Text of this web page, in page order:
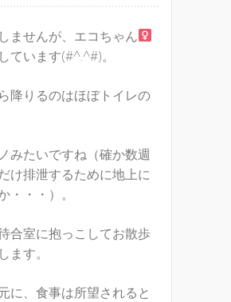
ませんが、エコちゃん
ています(#^.^#)。
降りるのはほぼトイレの
みたいですね（確か数週
け排泄するために地上に
・・・）。
合室に抱っこしてお散歩
ます。
に、食事は所望されると